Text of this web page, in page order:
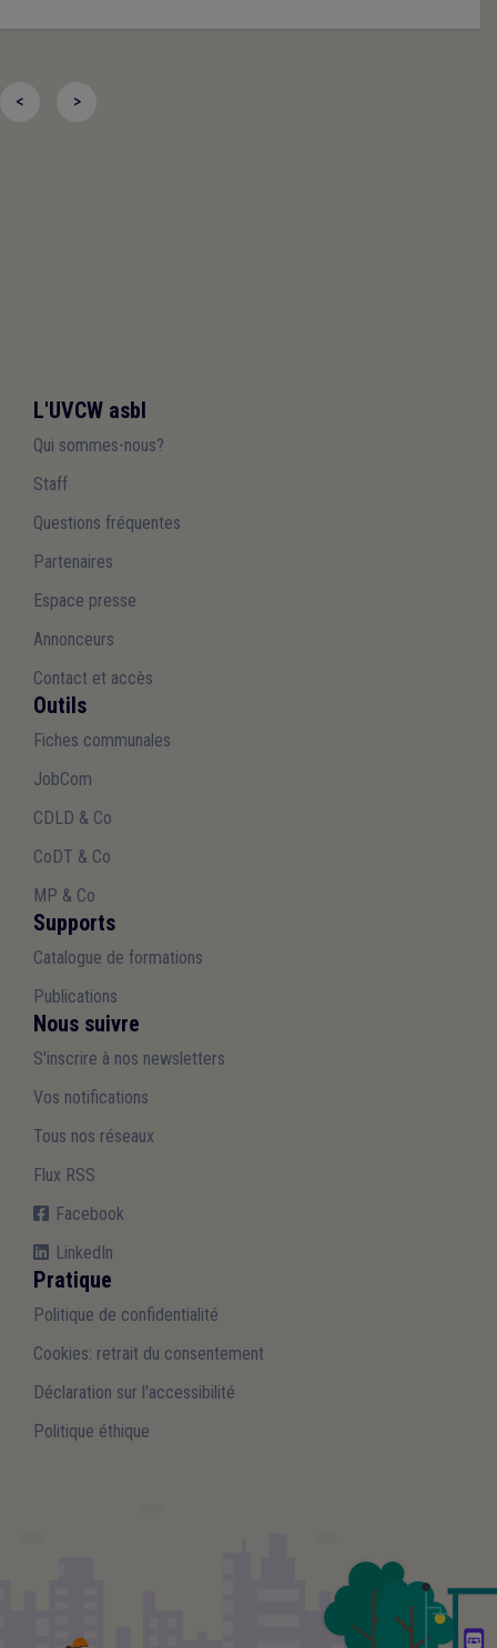
< >
L'UVCW asbl
Qui sommes-nous?
Staff
Questions fréquentes
Partenaires
Espace presse
Annonceurs
Contact et accès
Outils
Fiches communales
JobCom
CDLD & Co
CoDT & Co
MP & Co
Supports
Catalogue de formations
Publications
Nous suivre
S'inscrire à nos newsletters
Vos notifications
Tous nos réseaux
Flux RSS
Facebook
LinkedIn
Pratique
Politique de confidentialité
Cookies: retrait du consentement
Déclaration sur l'accessibilité
Politique éthique